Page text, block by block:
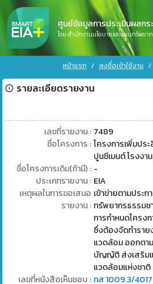
ศูนย์ข้อมูลการประเมินผลก
โดย สำนักงานนโยบายและแผนทรัพยาก
หน้าแรก ลงชื่อเข้าใช้งาน
รายละเอียดรายงาน
เลขที่รายงาน : 7489
ชื่อโครงการ : โครงการเพิ่มปร
ปูนซีเมนต์ โรงงา
ชื่อโครงการเดิม(ถ้ามี) : -
ประเภทรายงาน : EIA
เหตุผลในการขอเสนอ
รายงาน :
เข้าข่ายตามประก
ทรัพยากรธรรม
การกำหนดโครง
ซึ่งต้องจัดทำราย
แวดล้อม ออกตา
บัญญัติ ส่งเสริม
แวดล้อมแห่งชาติ
เลขที่หนังสือเห็นชอบ : ทส 1009.3/4017